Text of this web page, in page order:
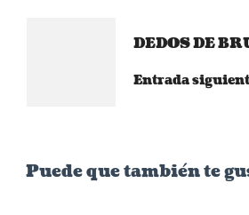
DEDOS DE
Entrada
Puede que también te